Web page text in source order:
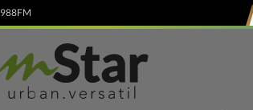
988FM